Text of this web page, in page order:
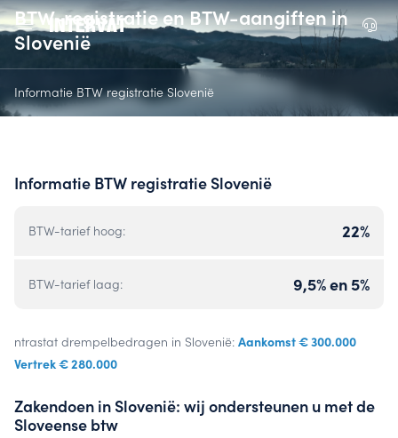
BTW-registratie en BTW-aangiften in
Slovenië
Informatie BTW registratie Slovenië
Informatie BTW registratie Slovenië
BTW-tarief hoog: 22%
BTW-tarief laag: 9,5% en 5%
ntrastat drempelbedragen in Slovenië: Aankomst € 300.000
Vertrek € 280.000
Zakendoen in Slovenië: wij ondersteunen u met de
Sloveense btw